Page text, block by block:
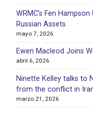
WRMC’s Fen
Russian Assets
mayo 7, 2026
Ewen Macleod Joins
abril 6, 2026
Ninette Kelley talks to
from the conflict in
marzo 21, 2026